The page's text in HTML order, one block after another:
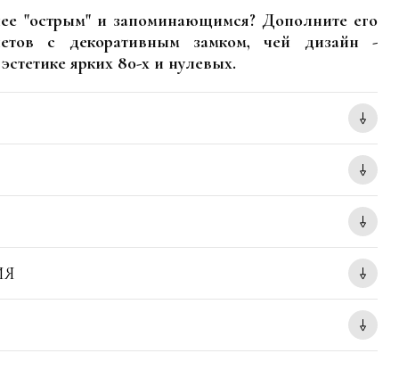
"острым" и запоминающимся? Дополните его
с декоративным замком, чей дизайн -
ярких 80-х и нулевых.